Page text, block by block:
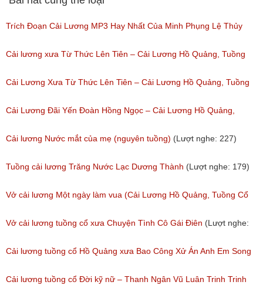
Trích Đoạn Cải Lương MP3 Hay Nhất Của Minh Phụng Lệ Thủy
Phần 1
(Lượt nghe: 11,536)
Cải lương xưa Từ Thức Lên Tiên – Cải Lương Hồ Quảng, Tuồng
Cổ
(Lượt nghe: 259)
Cải Lương Xưa Từ Thức Lên Tiên – Cải Lương Hồ Quảng, Tuồng
Cổ
(Lượt nghe: 505)
Cải Lương Đãi Yến Đoàn Hồng Ngọc – Cải Lương Hồ Quảng,
Tuồng Cổ
(Lượt nghe: 243)
Cải lương Nước mắt của mẹ (nguyên tuồng) (Lượt nghe: 227)
Tuồng cải lương Trăng Nước Lạc Dương Thành (Lượt nghe: 179)
Vở cải lương Một ngày làm vua (Cải Lương Hồ Quảng, Tuồng Cổ
Xưa)
(Lượt nghe: 216)
Vở cải lương tuồng cổ xưa Chuyện Tình Cô Gái Điên (Lượt nghe:
146)
Cải lương tuồng cổ Hồ Quảng xưa Bao Công Xử Án Anh Em Song
Sinh
Cải lương tuồng cổ Đời kỹ nữ – Thanh Ngân Vũ Luân Trinh Trinh